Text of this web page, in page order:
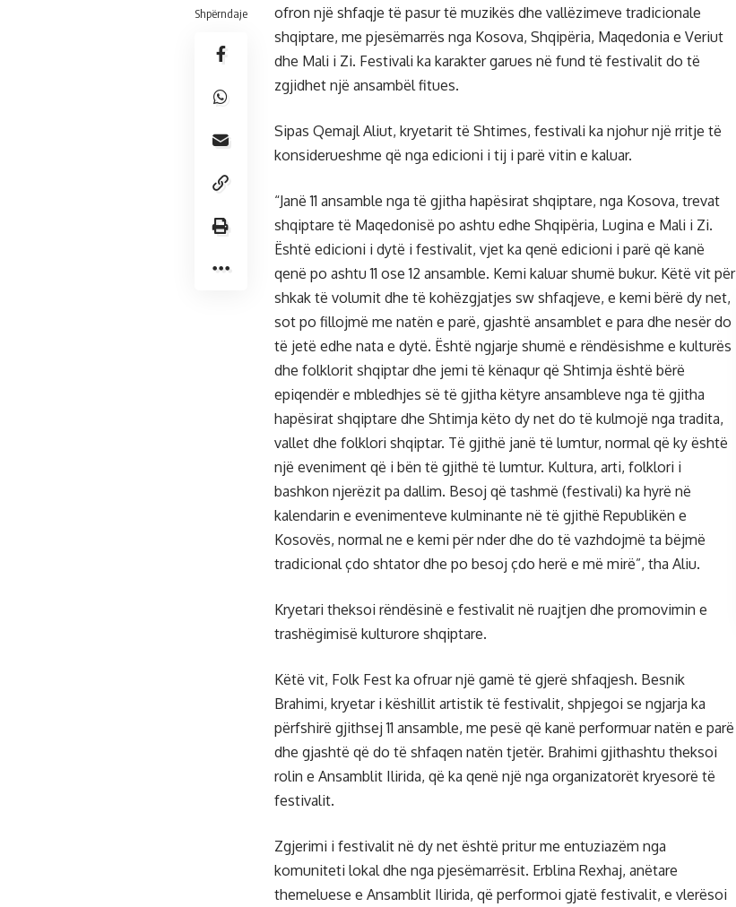
Shpërndaje
ofron një shfaqje të pasur të muzikës dhe vallëzimeve tradicionale
shqiptare, me pjesëmarrës nga Kosova, Shqipëria, Maqedonia e Veriut
dhe Mali i Zi. Festivali ka karakter garues në fund të festivalit do të
zgjidhet një ansambël fitues.
Sipas Qemajl Aliut, kryetarit të Shtimes, festivali ka njohur një rritje të
konsiderueshme që nga edicioni i tij i parë vitin e kaluar.
“Janë 11 ansamble nga të gjitha hapësirat shqiptare, nga Kosova, trevat
shqiptare të Maqedonisë po ashtu edhe Shqipëria, Lugina e Mali i Zi.
Është edicioni i dytë i festivalit, vjet ka qenë edicioni i parë që kanë
qenë po ashtu 11 ose 12 ansamble. Kemi kaluar shumë bukur. Këtë vit për
shkak të volumit dhe të kohëzgjatjes sw shfaqjeve, e kemi bërë dy net,
sot po fillojmë me natën e parë, gjashtë ansamblet e para dhe nesër do
të jetë edhe nata e dytë. Është ngjarje shumë e rëndësishme e kulturës
dhe folklorit shqiptar dhe jemi të kënaqur që Shtimja është bërë
epiqendër e mbledhjes së të gjitha këtyre ansambleve nga të gjitha
hapësirat shqiptare dhe Shtimja këto dy net do të kulmojë nga tradita,
vallet dhe folklori shqiptar. Të gjithë janë të lumtur, normal që ky është
një eveniment që i bën të gjithë të lumtur. Kultura, arti, folklori i
bashkon njerëzit pa dallim. Besoj që tashmë (festivali) ka hyrë në
kalendarin e evenimenteve kulminante në të gjithë Republikën e
Kosovës, normal ne e kemi për nder dhe do të vazhdojmë ta bëjmë
tradicional çdo shtator dhe po besoj çdo herë e më mirë”, tha Aliu.
Kryetari theksoi rëndësinë e festivalit në ruajtjen dhe promovimin e
trashëgimisë kulturore shqiptare.
Këtë vit, Folk Fest ka ofruar një gamë të gjerë shfaqjesh. Besnik
Brahimi, kryetar i këshillit artistik të festivalit, shpjegoi se ngjarja ka
përfshirë gjithsej 11 ansamble, me pesë që kanë performuar natën e parë
dhe gjashtë që do të shfaqen natën tjetër. Brahimi gjithashtu theksoi
rolin e Ansamblit Ilirida, që ka qenë një nga organizatorët kryesorë të
festivalit.
Zgjerimi i festivalit në dy net është pritur me entuziazëm nga
komuniteti lokal dhe nga pjesëmarrësit. Erblina Rexhaj, anëtare
themeluese e Ansamblit Ilirida, që performoi gjatë festivalit, e vlerësoi